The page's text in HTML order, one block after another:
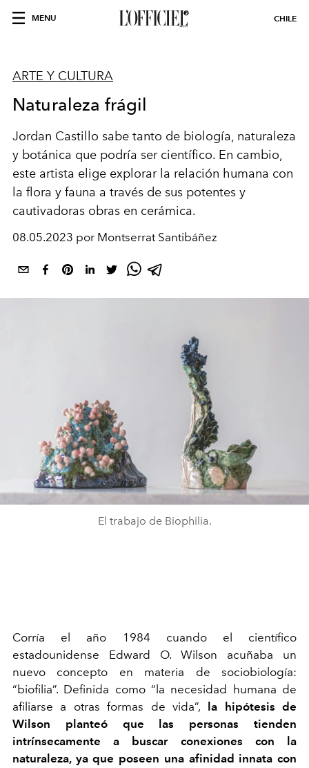
MENU CHILE
ARTE Y CULTURA
Naturaleza frágil
Jordan Castillo sabe tanto de biología, naturaleza
y botánica que podría ser científico. En cambio,
este artista elige explorar la relación humana con
la flora y fauna a través de sus potentes y
cautivadoras obras en cerámica.
08.05.2023 por Montserrat Santibáñez
El trabajo de Biophilia.
Corría el año 1984 cuando el científico
estadounidense
Edward O. Wilson acuñaba un
nuevo concepto en materia de sociobiología:
“biofilia”. Definida como “la necesidad humana de
afiliarse a otras formas de vida”, la hipótesis de
Wilson planteó que las personas tienden
intrínsecamente a buscar conexiones con la
naturaleza, ya que poseen una afinidad innata con